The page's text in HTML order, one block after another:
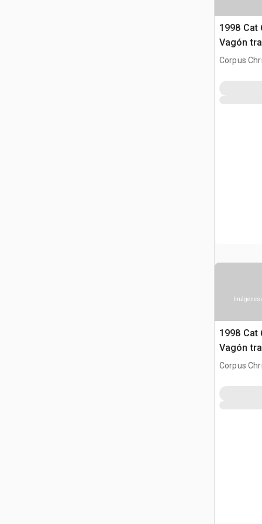
1998 Cat
Vagón
agua
Corpus
1998 Cat
Vagón
agua
Corpus